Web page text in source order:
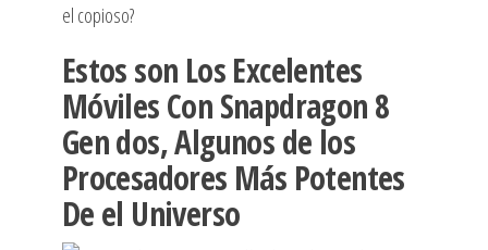
el copioso?
Estos son Los Excelentes
Móviles Con Snapdragon 8
Gen dos, Algunos de los
Procesadores Más Potentes
De el Universo